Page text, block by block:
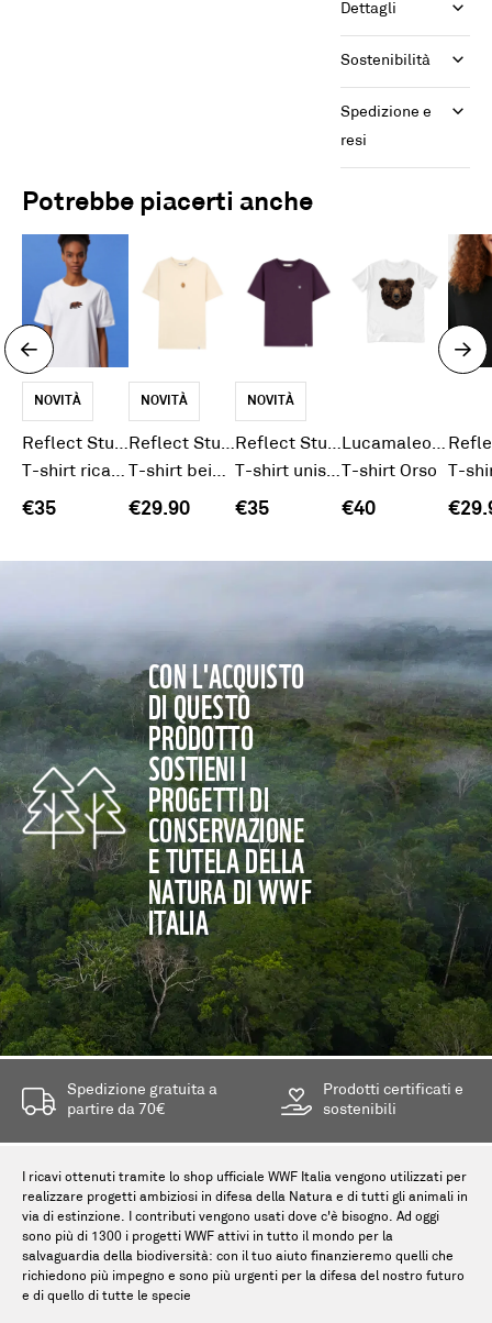
Dettagli
Sostenibilità
Spedizione e
resi
Potrebbe piacerti anche
NOVITÀ
Reflect Studio
T-shirt ricamo orso bianca
€35
NOVITÀ
Reflect Studio
T-shirt beige leone
€29.90
NOVITÀ
Reflect Studio
T-shirt unisex prugna Panda
€35
Lucamaleonte x WWF
T-shirt Orso
€40
CON L'ACQUISTO
DI QUESTO
PRODOTTO
SOSTIENI I
PROGETTI DI
CONSERVAZIONE
E TUTELA DELLA
NATURA DI WWF
ITALIA
Spedizione gratuita a
partire da 70€
Prodotti certificati e
sostenibili
I ricavi ottenuti tramite lo shop ufficiale WWF Italia vengono utilizzati per
realizzare progetti ambiziosi in difesa della Natura e di tutti gli animali in
via di estinzione. I contributi vengono usati dove c'è bisogno. Ad oggi
sono più di 1300 i progetti WWF attivi in tutto il mondo per la
salvaguardia della biodiversità: con il tuo aiuto finanzieremo quelli che
richiedono più impegno e sono più urgenti per la difesa del nostro futuro
e di quello di tutte le specie